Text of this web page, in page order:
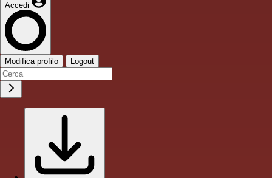
Accedi
Modifica profilo Logout